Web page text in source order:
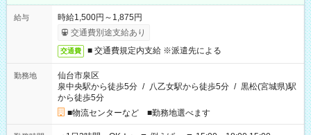
給与
時給1,500円～1,875円
交通費別途支給あり
交通費 ■ 交通費規定内支給 ※派遣先による
勤務地
仙台市泉区
泉中央駅から徒歩5分 / 八乙女駅から徒歩5分 / 黒松(宮城県)駅
から徒歩5分
■物流センターなど ■勤務地選べます